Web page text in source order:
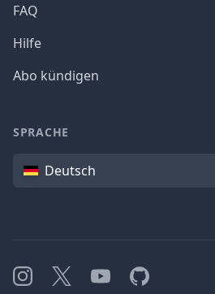
FAQ
Hilfe
Abo kündigen
SPRACHE
SpracheDeutsch
Instagram
X YouTubeGitHub